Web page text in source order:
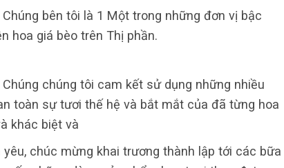
Chúng bên tôi là 1 Một trong những đơn vị bậc
hoa giá bèo trên Thị phần.
Chúng chúng tôi cam kết sử dụng những nhiều
toàn sự tươi thế hệ và bắt mắt của đã từng hoa
khác biệt và
chúc mừng khai trương thành lập tới các bữa